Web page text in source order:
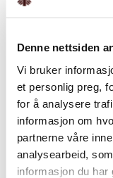
Denne nettsiden
Vi bruker
et personlig preg,
for å analysere
informasjon om
partnerne våre
analysearbeid,
informasjon du
dominerende
Lundby pekte
i regjering med
med Venstre og
– Det er jo noe
kommenterte